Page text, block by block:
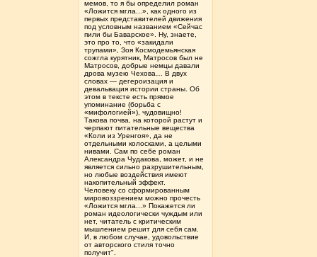
мемов, то я бы определил роман
«Ложится мгла...», как одного из
первых представителей движения
под условным названием «Сейчас
пили бы Баварское». Ну, знаете,
это про то, что «закидали
трупами», Зоя Космодемьянская
сожгла курятник, Матросов был не
Матросов, добрые немцы давали
дрова музею Чехова… В двух
словах — дегероизация и
девальвация истории страны. Об
этом в тексте есть прямое
упоминание (борьба с
«мифологией»), чудовищно!
Такова почва, на которой растут и
черпают питательные вещества
«Коли из Уренгоя», да не
отдельными колосками, а целыми
нивами. Сам по себе роман
Александра Чудакова, может, и не
является сильно разрушительным,
но любые воздействия имеют
накопительный эффект.
Человеку со сформированным
мировоззрением можно прочесть
«Ложится мгла...» Покажется ли
роман идеологически чуждым или
нет, читатель с критическим
мышлением решит для себя сам.
И, в любом случае, удовольствие
от авторского стиля точно
получит".